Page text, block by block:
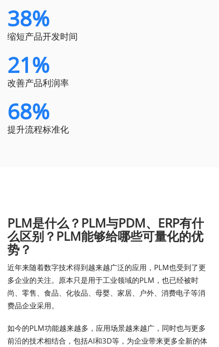
38%
缩短产品开发时间
21%
改善产品利润率
68%
提升流程标准化
PLM是什么？PLM与PDM、ERP有什
么区别？PLM能够给哪些可量化的优
势？
近年来随着数字技术得到越来越广泛的应用，PLM也受到了更
多企业的关注。原本只是用于工业领域的PLM，也已经被时
尚、零售、食品、化妆品、母婴、家居、户外、消费电子等消
费品企业采用。
如今的PLM功能越来越多，应用场景越来越广，同时也与更多
前沿的技术相结合，包括AI和3D等，为企业带来更多全新的体